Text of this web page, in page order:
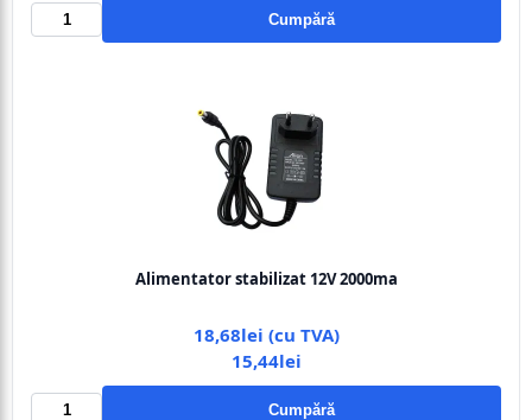
Cumpără
Alimentator stabilizat 12V 2000ma
18,68lei (cu TVA)
15,44lei
Cumpără